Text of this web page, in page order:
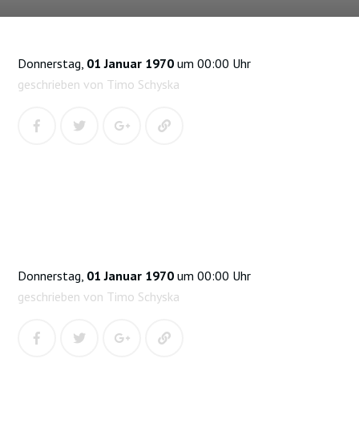
Donnerstag, 01 Januar 1970 um 00:00 Uhr
geschrieben von Timo Schyska
Donnerstag, 01 Januar 1970 um 00:00 Uhr
geschrieben von Timo Schyska